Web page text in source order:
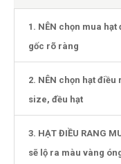
1. NÊN chọn mua
gốc rõ ràng
2. NÊN chọn hạt
size, đều hạt
3. HẠT ĐIỀU RANG
sẽ lộ ra màu vàng